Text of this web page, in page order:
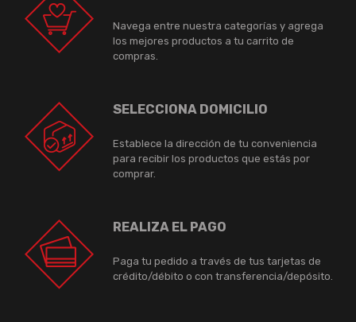
Navega entre nuestra categorías y agrega
los mejores productos a tu carrito de
compras.
SELECCIONA DOMICILIO
Establece la dirección de tu conveniencia
para recibir los productos que estás por
comprar.
REALIZA EL PAGO
Paga tu pedido a través de tus tarjetas de
crédito/débito o con transferencia/depósito.